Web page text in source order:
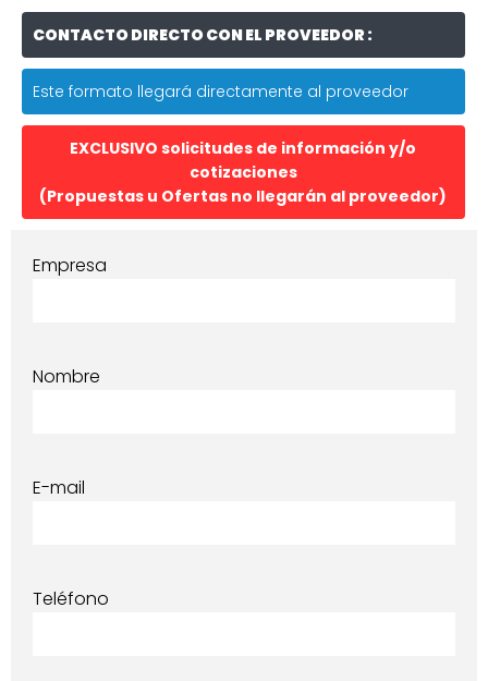
CONTACTO DIRECTO CON EL PROVEEDOR :
Este formato llegará directamente al proveedor
EXCLUSIVO solicitudes de información y/o
cotizaciones
(Propuestas u Ofertas no llegarán al proveedor)
Empresa
Nombre
E-mail
Teléfono